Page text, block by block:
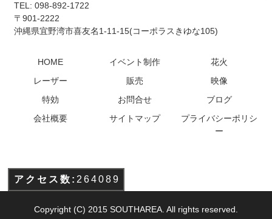
TEL: 098-892-1722
〒901-2222
沖縄県宜野湾市喜友名1-11-15(コーポラスきゆな105)
HOME イベント制作
花火
レーザー
販売
映像
特効
お問合せ
ブログ
会社概要
サイトマップ
プライバシーポリシ
ー
アクセス数: 264089
Copyright (C) 2015 SOUTHAREA. All rights reserved.